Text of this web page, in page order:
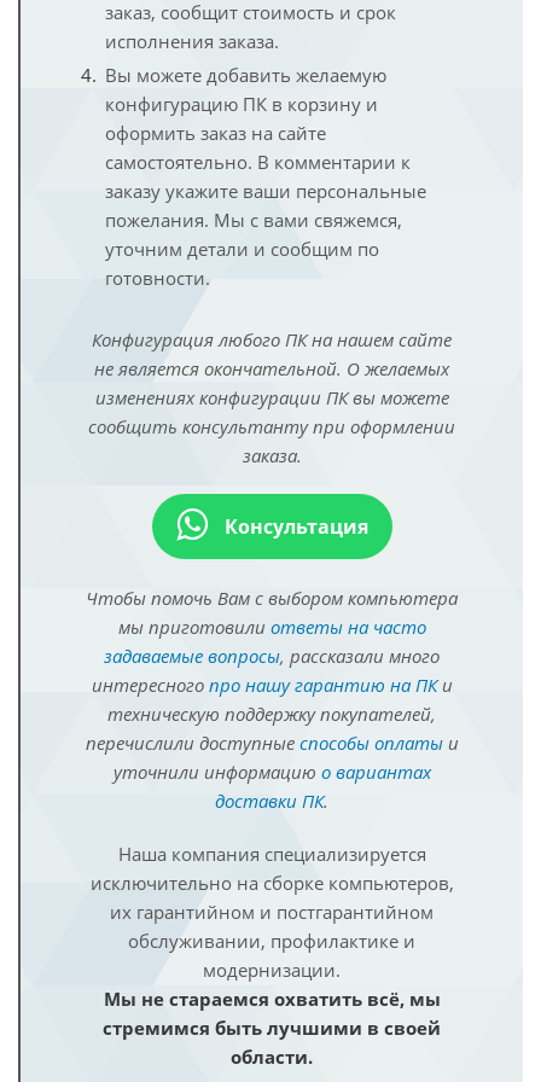
заказ, сообщит стоимость и срок
исполнения заказа.
Вы можете добавить желаемую
конфигурацию ПК в корзину и
оформить заказ на сайте
самостоятельно. В комментарии к
заказу укажите ваши персональные
пожелания. Мы с вами свяжемся,
уточним детали и сообщим по
готовности.
Конфигурация любого ПК на нашем сайте
не является окончательной. О желаемых
изменениях конфигурации ПК вы можете
сообщить консультанту при оформлении
заказа.
Консультация
Чтобы помочь Вам с выбором компьютера
мы приготовили ответы на часто
задаваемые вопросы, рассказали много
интересного про нашу гарантию на ПКи
техническую поддержку покупателей,
перечислили доступные способы оплатыи
уточнили информацию о вариантах
доставки ПК.
Наша компания специализируется
исключительно на сборке компьютеров,
их гарантийном и постгарантийном
обслуживании, профилактике и
модернизации.
Мы не стараемся охватить всё, мы
стремимся быть лучшими в своей
области.